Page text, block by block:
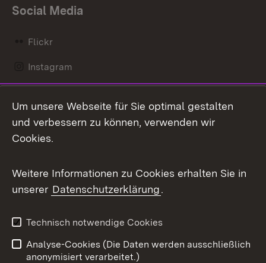
Social Media
Flickr
Instagram
Mastodon
Messenger
Social Wall
X / Twitter
Youtube
Um unsere Webseite für Sie optimal gestalten
und verbessern zu können, verwenden wir
Cookies.
Weitere Informationen zu Cookies erhalten Sie in
unserer Datenschutzerklärung.
Technisch notwendige Cookies
Analyse-Cookies (Die Daten werden ausschließlich
anonymisiert verarbeitet.)